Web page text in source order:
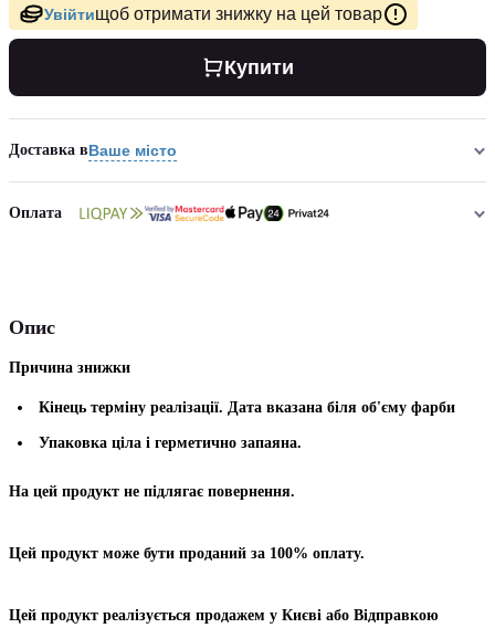
Увійтищоб отримати знижку на цей товар
Купити
Доставка вВаше місто
Оплата
Опис
Причина знижки
Кінець терміну реалізації. Дата вказана біля об'єму фарби
Упаковка ціла і герметично запаяна.
На цей продукт не підлягає повернення.
Цей продукт може бути проданий за 100% оплату.
Цей продукт реалізується продажем у Києві або Відправкою